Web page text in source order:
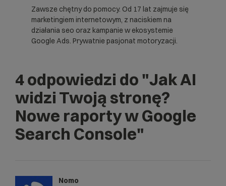
Zawsze chętny do pomocy. Od 17 lat zajmuje się
marketingiem internetowym, z naciskiem na
działania seo oraz kampanie w ekosystemie
Google Ads. Prywatnie pasjonat motoryzacji.
4 odpowiedzi do "Jak AI
widzi Twoją stronę?
Nowe raporty w Google
Search Console"
Nomo